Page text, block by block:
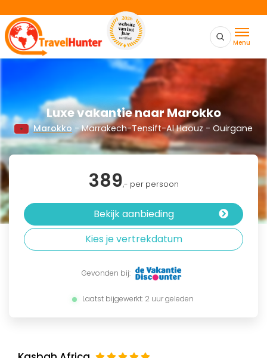
Menu
Luxe vakantie naar Marokko
Marokko - Marrakech-Tensift-Al Haouz - Ouirgane
389,- per persoon
Bekijk aanbieding
Kies je vertrekdatum
Gevonden bij:
Laatst bijgewerkt: 2 uur geleden